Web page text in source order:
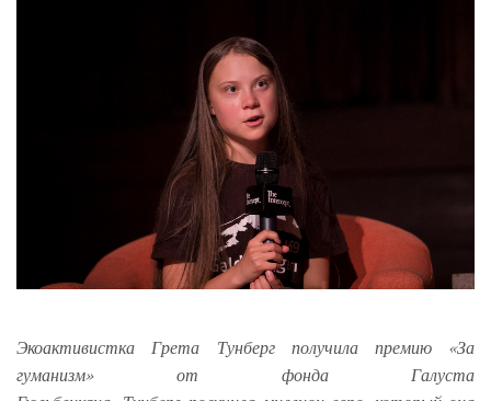
Экоактивистка Грета Тунберг получила премию «За
гуманизм» от фонда Галуста